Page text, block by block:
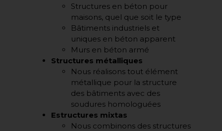
Structures en béton pour
maisons, quel que soit le type
Bâtiments industriels et
uniques en béton apparent
Murs en béton armé
Structures métalliques
Nous réalisons tout élément
métallique pour la structure
des bâtiments avec des
soudures homologuées
Estructures mixtas
Nous combinons des structures